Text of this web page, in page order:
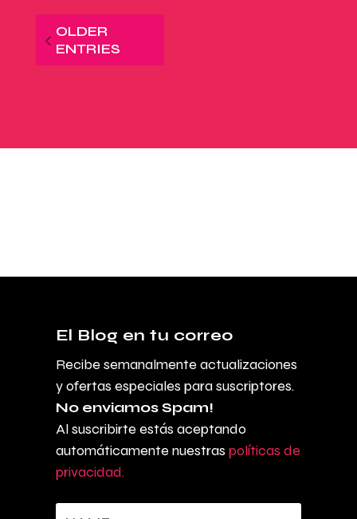
OLDER
ENTRIES
El Blog en tu correo
Recibe semanalmente actualizaciones
y ofertas especiales para suscriptores.
No enviamos Spam!
Al suscribirte estás aceptando
automáticamente nuestras políticas de
privacidad.